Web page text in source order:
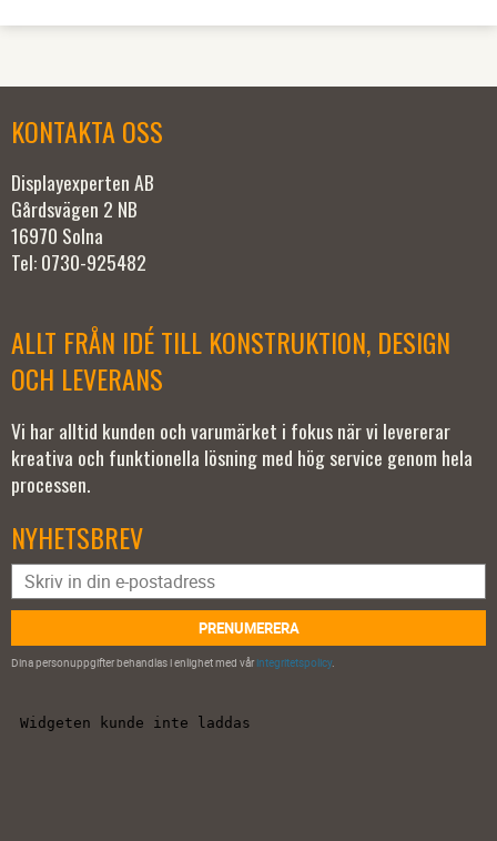
KONTAKTA OSS
Displayexperten AB
Gårdsvägen 2 NB
16970 Solna
Tel: 0730-925482
ALLT FRÅN IDÉ TILL KONSTRUKTION, DESIGN
OCH LEVERANS
Vi har alltid kunden och varumärket i fokus när vi levererar
kreativa och funktionella lösning med hög service genom hela
processen.
NYHETSBREV
PRENUMERERA
Dina personuppgifter behandlas i enlighet med vårintegritetspolicy.